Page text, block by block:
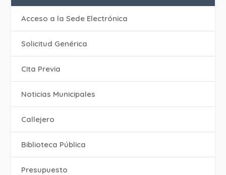
Acceso a la Sede Electrónica
Solicitud Genérica
Cita Previa
‎Noticias Municipales
Callejero
Biblioteca Pública
Presupuesto